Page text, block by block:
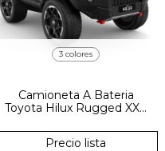
3 colores
Camioneta A Bateria
Toyota Hilux Rugged XXL
pantalla cuero
Precio lista